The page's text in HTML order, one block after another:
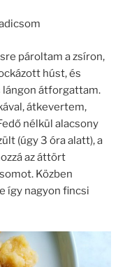
pároltam a zsíron,
húst, és
lángon átforgattam.
átkevertem,
nélkül alacsony
(úgy 3 óra alatt), a
az áttört
Közben
így nagyon fincsi